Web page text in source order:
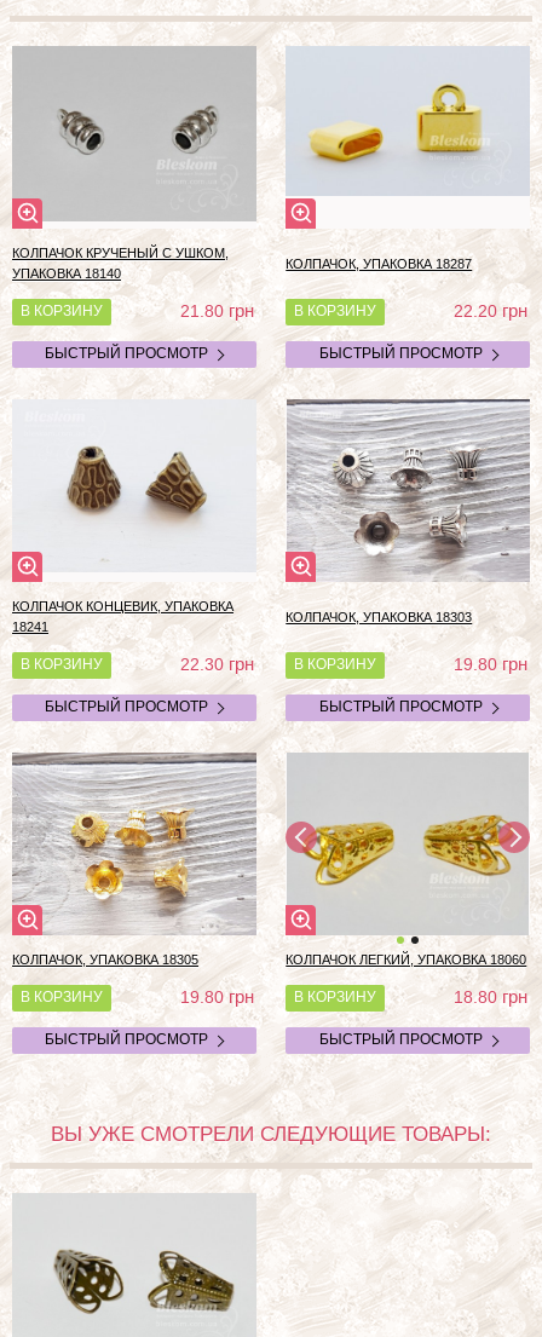
КОЛПАЧОК КРУЧЕНЫЙ С УШКОМ,
УПАКОВКА 18140
В КОРЗИНУ 21.80грн
БЫСТРЫЙ ПРОСМОТР
КОЛПАЧОК, УПАКОВКА 18287
В КОРЗИНУ 22.20грн
БЫСТРЫЙ ПРОСМОТР
КОЛПАЧОК КОНЦЕВИК, УПАКОВКА
18241
В КОРЗИНУ 22.30грн
БЫСТРЫЙ ПРОСМОТР
КОЛПАЧОК, УПАКОВКА 18303
В КОРЗИНУ 19.80грн
БЫСТРЫЙ ПРОСМОТР
КОЛПАЧОК, УПАКОВКА 18305
В КОРЗИНУ 19.80грн
БЫСТРЫЙ ПРОСМОТР
КОЛПАЧОК ЛЕГКИЙ, УПАКОВКА 18060
В КОРЗИНУ 18.80грн
БЫСТРЫЙ ПРОСМОТР
ВЫ УЖЕ СМОТРЕЛИ СЛЕДУЮЩИЕ ТОВАРЫ: